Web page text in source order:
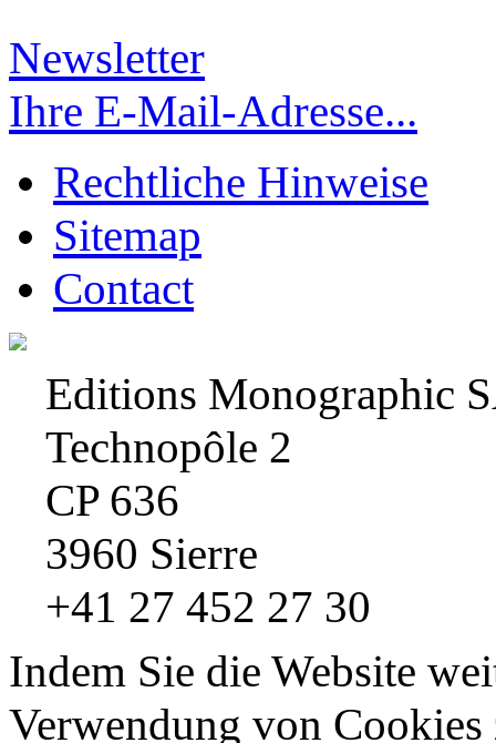
Newsletter
Ihre E-Mail-Adresse...
Rechtliche Hinweise
Sitemap
Contact
Editions Monographic
Technopôle 2
CP 636
3960 Sierre
+41 27 452 27 30
Indem Sie die Website
Verwendung von